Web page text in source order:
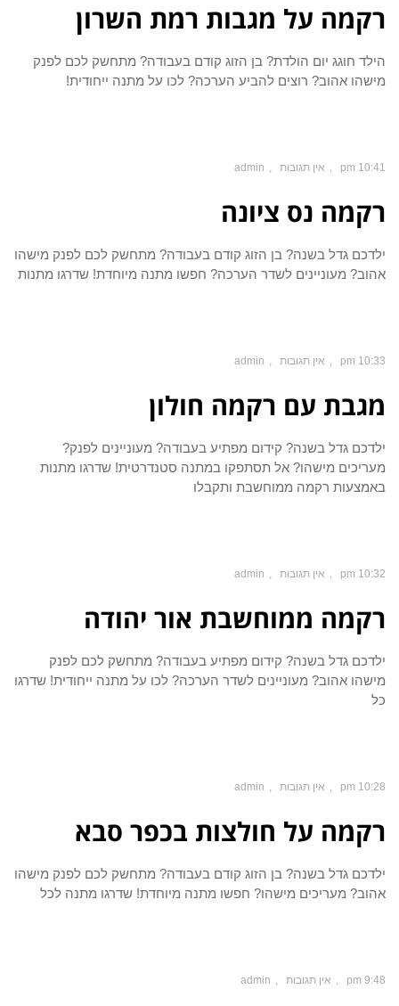
רקמה על מגבות רמת השרון
הילד חוגג יום הולדת? בן הזוג קודם בעבודה? מתחשק לכם לפנק
מישהו אהוב? רוצים להביע הערכה? לכו על מתנה ייחודית!
10:41 pm אין תגובות admin
רקמה נס ציונה
ילדכם גדל בשנה? בן הזוג קודם בעבודה? מתחשק לכם לפנק מישהו
אהוב? מעוניינים לשדר הערכה? חפשו מתנה מיוחדת! שדרגו מתנות
10:33 pm אין תגובות admin
מגבת עם רקמה חולון
ילדכם גדל בשנה? קידום מפתיע בעבודה? מעוניינים לפנק?
מעריכים מישהו? אל תסתפקו במתנה סטנדרטית! שדרגו מתנות
באמצעות רקמה ממוחשבת ותקבלו
10:32 pm אין תגובות admin
רקמה ממוחשבת אור יהודה
ילדכם גדל בשנה? קידום מפתיע בעבודה? מתחשק לכם לפנק
מישהו אהוב? מעוניינים לשדר הערכה? לכו על מתנה ייחודית! שדרגו
כל
10:28 pm אין תגובות admin
רקמה על חולצות בכפר סבא
ילדכם גדל בשנה? בן הזוג קודם בעבודה? מתחשק לכם לפנק מישהו
אהוב? מעריכים מישהו? חפשו מתנה מיוחדת! שדרגו מתנה לכל
9:48 pm אין תגובות admin